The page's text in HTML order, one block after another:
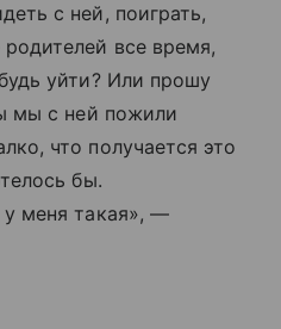
с ней, поиграть,
все время,
уйти? Или прошу
мы с ней пожили
что получается это
бы.
меня такая», —